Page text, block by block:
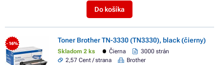
Do košíka
- 16% Toner Brother TN-3330 (TN3330), black (čierny)
Skladom 2 ks Čierna
3000 strán
2,57 Cent / strana
Brother